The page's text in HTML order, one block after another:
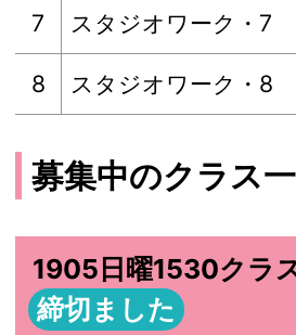
7 スタジオワーク・7
8 スタジオワーク・8
募集中のクラス
1905日曜1530クラ
締切ました